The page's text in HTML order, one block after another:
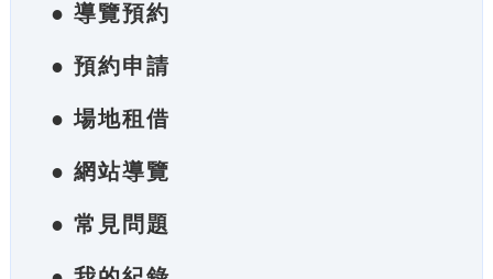
● 導覽預約
● 預約申請
● 場地租借
● 網站導覽
● 常見問題